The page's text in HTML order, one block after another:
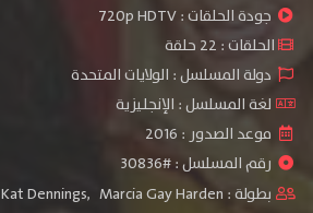
جودة الحلقات :720p HDTV
الحلقات : 22 حلقة
دولة المسلسل : الولايات المتحدة
لغة المسلسل : الإنجليزية
موعد الصدور : 2016
رقم المسلسل : #30836
بطولة :
Kat Dennings, Marcia Gay Harden